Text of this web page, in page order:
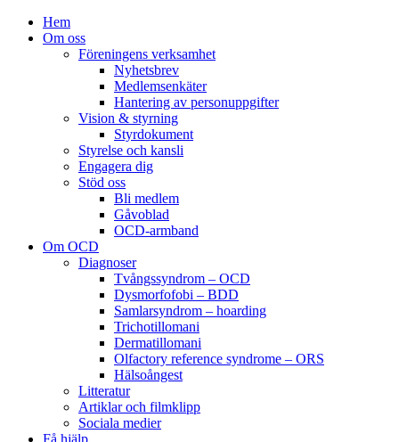
Hem
Om oss
Föreningens verksamhet
Nyhetsbrev
Medlemsenkäter
Hantering av personuppgifter
Vision & styrning
Styrdokument
Styrelse och kansli
Engagera dig
Stöd oss
Bli medlem
Gåvoblad
OCD-armband
Om OCD
Diagnoser
Tvångssyndrom – OCD
Dysmorfofobi – BDD
Samlarsyndrom – hoarding
Trichotillomani
Dermatillomani
Olfactory reference syndrome – ORS
Hälsoångest
Litteratur
Artiklar och filmklipp
Sociala medier
Få hjälp